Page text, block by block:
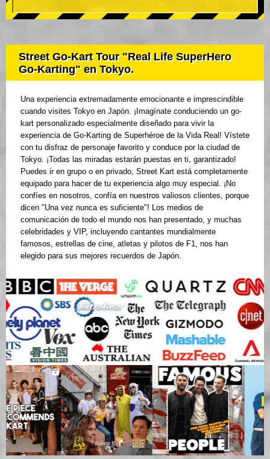
Street Go-Kart Tour "Real Life SuperHero
Go-Karting" en Tokyo.
Una experiencia extremadamente emocionante e imprescindible
cuando visites Tokyo en Japón. ¡Imagínate conduciendo un go-
kart personalizado especialmente diseñado para vivir la
experiencia de Go-Karting de Superhéroe de la Vida Real! Vístete
con tu disfraz de personaje favorito y conduce por la ciudad de
Tokyo. ¡Todas las miradas estarán puestas en ti, garantizado!
Puedes ir en grupo o en privado, Street Kart está completamente
equipado para hacer de tu experiencia algo muy especial. ¡No
confíes en nosotros, confía en nuestros valiosos clientes, porque
dicen "Una vez nunca es suficiente"! Los medios de
comunicación de todo el mundo nos han presentado, y muchas
celebridades y VIP, incluyendo cantantes mundialmente
famosos, estrellas de cine, atletas y pilotos de F1, nos han
elegido para sus mejores recuerdos de Japón.